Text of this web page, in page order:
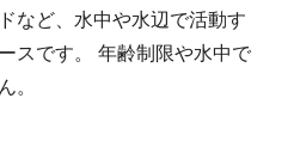
など、水中や水辺で活動す
スです。 年齢制限や水中で
。